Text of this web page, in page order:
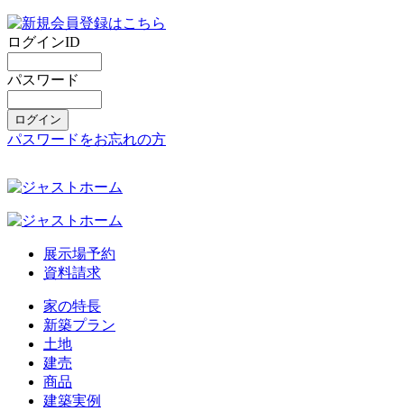
ログインID
パスワード
パスワードをお忘れの方
展示場予約
資料請求
家の特長
新築プラン
土地
建売
商品
建築実例